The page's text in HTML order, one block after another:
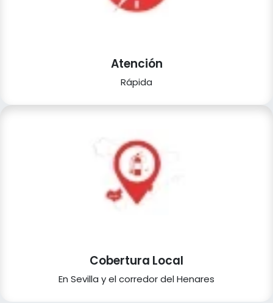
Atención
Rápida
Cobertura Local
En Sevilla y el corredor del Henares